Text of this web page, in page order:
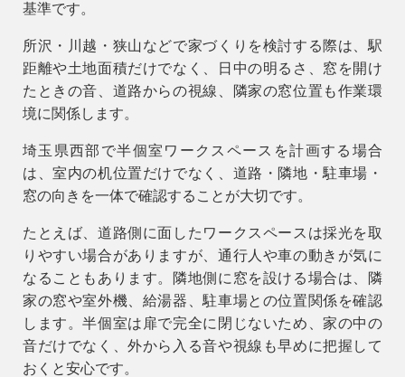
基準です。
所沢・川越・狭山などで家づくりを検討する際は、駅
距離や土地面積だけでなく、日中の明るさ、窓を開け
たときの音、道路からの視線、隣家の窓位置も作業環
境に関係します。
埼玉県西部で半個室ワークスペースを計画する場合
は、室内の机位置だけでなく、道路・隣地・駐車場・
窓の向きを一体で確認することが大切です。
たとえば、道路側に面したワークスペースは採光を取
りやすい場合がありますが、通行人や車の動きが気に
なることもあります。隣地側に窓を設ける場合は、隣
家の窓や室外機、給湯器、駐車場との位置関係を確認
します。半個室は扉で完全に閉じないため、家の中の
音だけでなく、外から入る音や視線も早めに把握して
おくと安心です。
営業時間 9時〜18時
（定休／水曜日）
注文住宅
0120-70-1212
リフォーム
0120-37-7611